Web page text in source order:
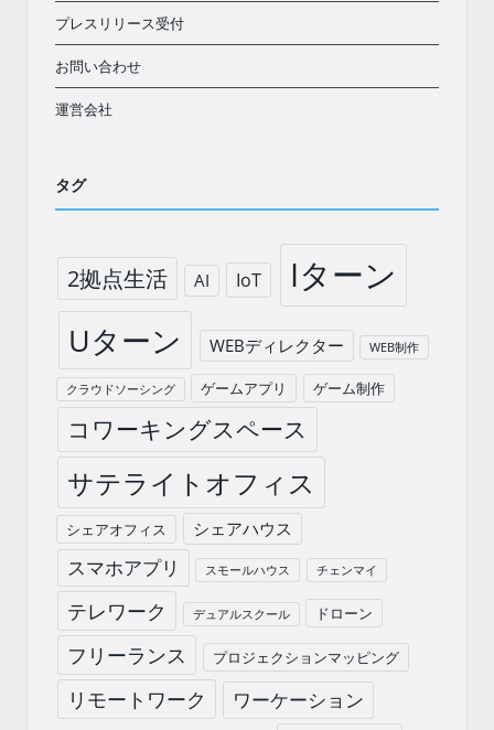
プレスリリース受付
お問い合わせ
運営会社
タグ
2拠点生活 AI IoT Iターン
Uターン WEBディレクター WEB制作
クラウドソーシング ゲームアプリ ゲーム制作
コワーキングスペース
サテライトオフィス
シェアオフィス シェアハウス
スマホアプリ スモールハウス チェンマイ
テレワーク デュアルスクール ドローン
フリーランス プロジェクションマッピング
リモートワーク ワーケーション